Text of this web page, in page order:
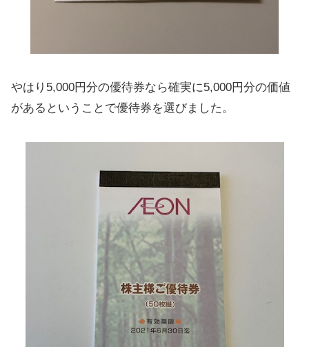
やはり5,000円分の優待券なら確実に5,000円分の価値
があるということで優待券を選びました。